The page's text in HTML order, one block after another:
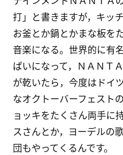
打」と書きますが，キッ
お釜とか鍋とかまな板を
音楽になる。世界的に有
ぱいになって，ＮＡＮＴ
が乾いたら，今度はドイ
なオクトーバーフェスト
ョッキをたくさん両手に
スさんとか，ヨーデルの
団もやってくるんです。